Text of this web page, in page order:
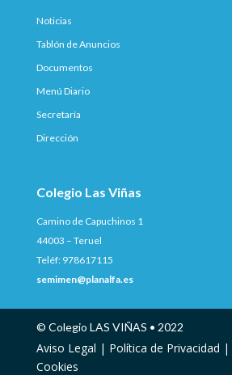
Noticias
Tablón de Anuncios
Documentos
Menú Diario
Secretaría
Dirección
Colegio Las Viñas
Camino de Capuchinos 1
44003 – Teruel
Teléf: 978617115
semimen@planalfa.es
© Colegio LAS VIÑAS • 2022
Aviso Legal | Política de Privacidad |
Cookies